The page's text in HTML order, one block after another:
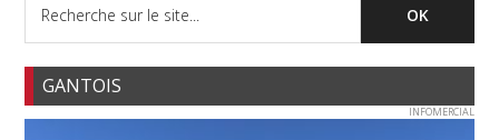
GANTOIS
INFOMERCIAL